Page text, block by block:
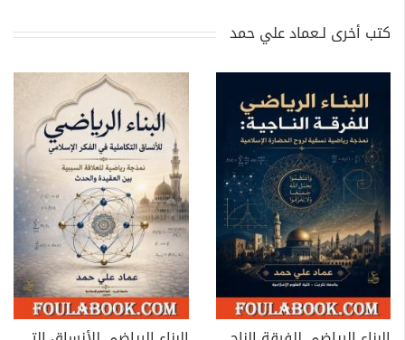
كتب أخرى لـعماد علي حمد